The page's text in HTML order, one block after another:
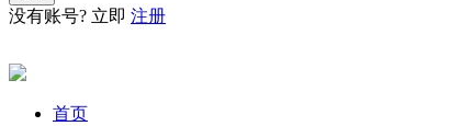
没有账号? 立即 注册
首页